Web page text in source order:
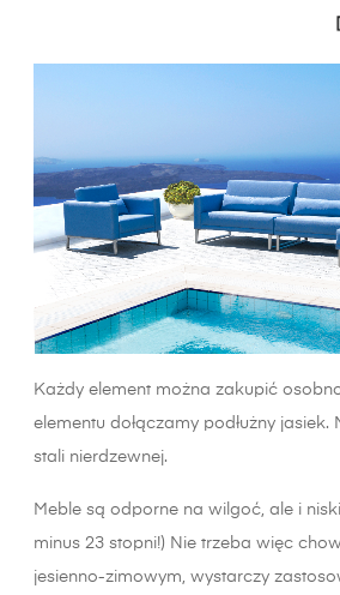
Każdy element można zakupić
elementu dołączamy podłużny
stali nierdzewnej.
Meble są odporne na wilgoć, ale i
minus 23 stopni!) Nie trzeba więc
jesienno-zimowym, wystarczy